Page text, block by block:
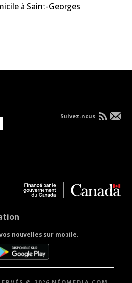
à Saint-Georges
nouvelles sur mobile.
Suivez-nous